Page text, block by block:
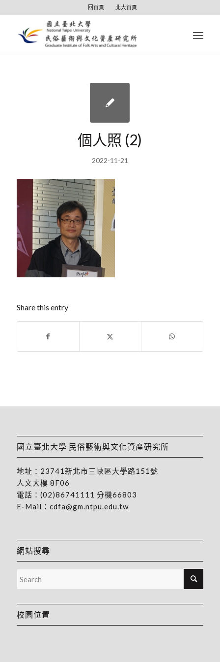
回首頁 北大首頁
個人照 (2)
2022-11-21
Share this entry
國立臺北大學 民俗藝術與文化資產研究所
地址： 23741新北市三峽區大學路151號
人文大樓 8F06
電話： (02)86741111 分機66803
E-Mail： cdfa@gm.ntpu.edu.tw
網站搜尋
校園位置